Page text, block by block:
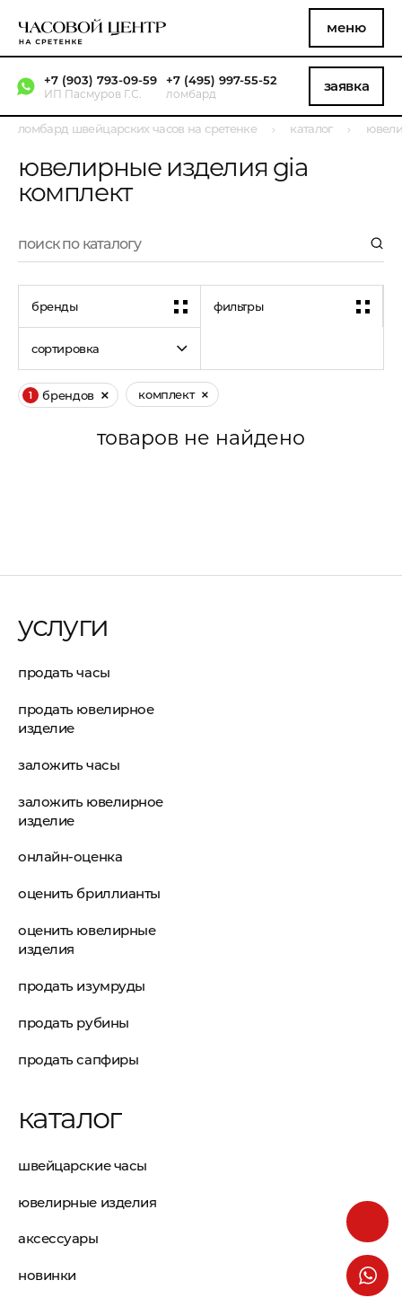
меню
+7 (903) 793-09-59
ИП Пасмуров Г.С.
+7 (495) 997-55-52
ломбард заявка
ломбард швейцарских часов на сретенке каталог
ювелирные изделия gia
комплект
бренды фильтры
сортировка
1 брендов комплект
товаров не найдено
услуги
продать часы
продать ювелирное
изделие
заложить часы
заложить ювелирное
изделие
онлайн-оценка
оценить бриллианты
оценить ювелирные
изделия
продать изумруды
продать рубины
продать сапфиры
каталог
швейцарские часы
ювелирные изделия
аксессуары
новинки